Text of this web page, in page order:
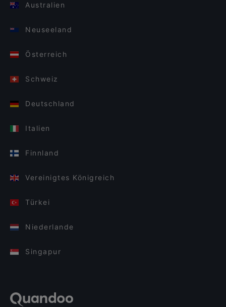
Australien
Neuseeland
Österreich
Schweiz
Deutschland
Italien
Finnland
Vereinigtes Königreich
Türkei
Niederlande
Singapur